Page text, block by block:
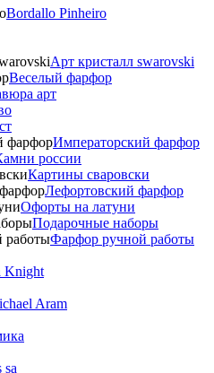
Bordallo Pinheiro
Арт кристалл swarovski
Веселый фарфор
арт
Императорский фарфор
россии
Картины сваровски
Лефортовский фарфор
Офорты на латуни
Подарочные наборы
Фарфор ручной работы
Knight
Aram
sa